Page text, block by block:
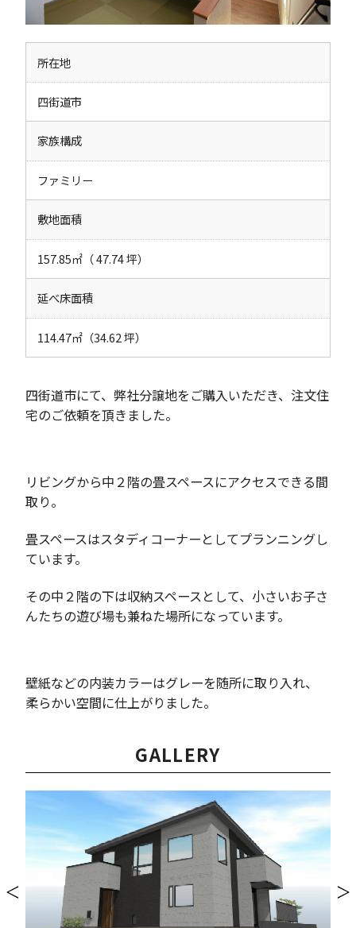
所在地
四街道市
家族構成
ファミリー
敷地面積
157.85㎡（ 47.74 坪）
延べ床面積
114.47㎡（34.62 坪）
四街道市にて、弊社分譲地をご購入いただき、注文住
宅のご依頼を頂きました。
リビングから中２階の畳スペースにアクセスできる間
取り。
畳スペースはスタディコーナーとしてプランニングし
ています。
その中２階の下は収納スペースとして、小さいお子さ
んたちの遊び場も兼ねた場所になっています。
壁紙などの内装カラーはグレーを随所に取り入れ、
柔らかい空間に仕上がりました。
GALLERY